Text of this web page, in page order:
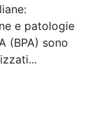
e patologie
(BPA) sono